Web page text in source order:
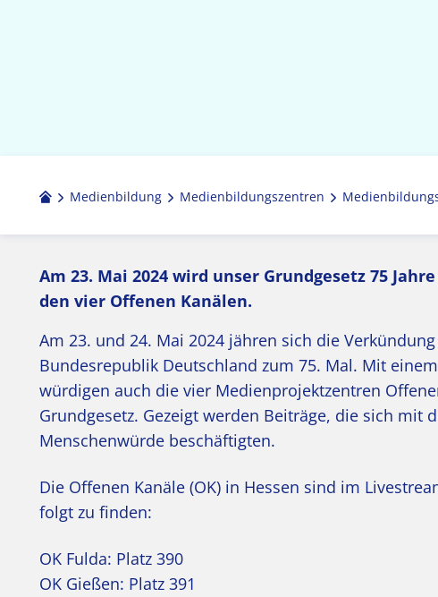
Medienbildung Medien­bildungs­zentren
Am 23. Mai 2024 wird unser Grundgesetz 75
den vier Offenen Kanälen.
Am 23. und 24. Mai 2024 jähren sich die
Bundesrepublik Deutschland zum 75. Mal. Mit
würdigen auch die vier Medienprojektzentren
Grundgesetz. Gezeigt werden Beiträge, die sich
Menschenwürde beschäftigten.
Die Offenen Kanäle (OK) in Hessen sind im
folgt zu finden:
OK Fulda: Platz 390
OK Gießen: Platz 391